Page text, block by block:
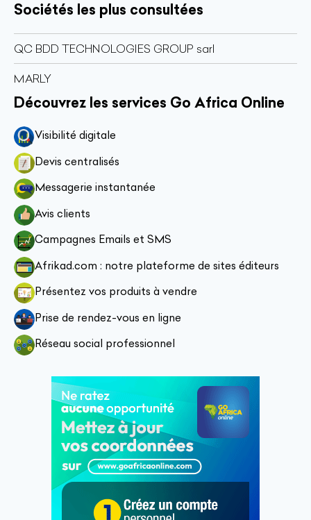
Sociétés les plus consultées
QC BDD TECHNOLOGIES GROUP sarl
MARLY
Découvrez les services Go Africa Online
Visibilité digitale
Devis centralisés
Messagerie instantanée
Avis clients
Campagnes Emails et SMS
Afrikad.com : notre plateforme de sites éditeurs
Présentez vos produits à vendre
Prise de rendez-vous en ligne
Réseau social professionnel